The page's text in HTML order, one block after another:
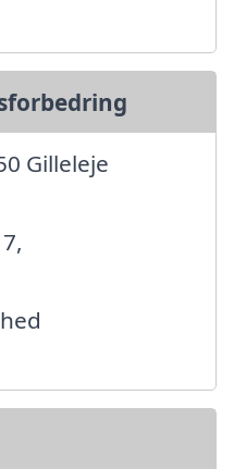
Gilleleje